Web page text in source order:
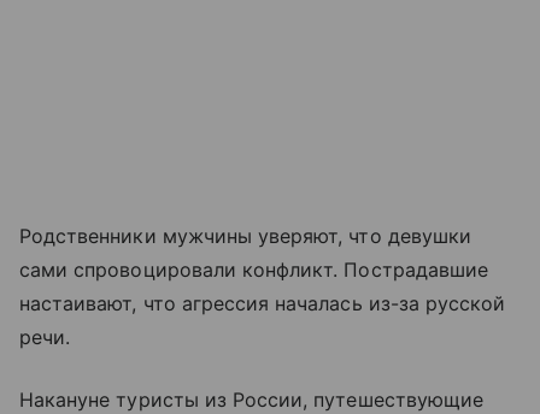
Родственники мужчины уверяют, что девушки
сами спровоцировали конфликт. Пострадавшие
настаивают, что агрессия началась из-за русской
речи.
Накануне туристы из России, путешествующие